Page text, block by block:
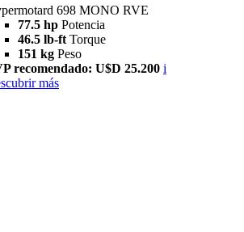
698 MONO RVE
77.5 hp Potencia
46.5 lb-ft Torque
151 kg Peso
recomendado: U$D 25.200 i
más